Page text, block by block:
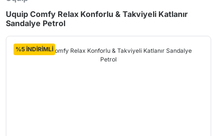
Uquip Comfy Relax Konforlu & Takviyeli Katlanır
Sandalye Petrol
%5 İNDİRİMLİ